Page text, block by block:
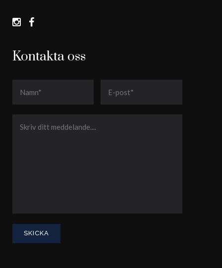
Kontakta oss